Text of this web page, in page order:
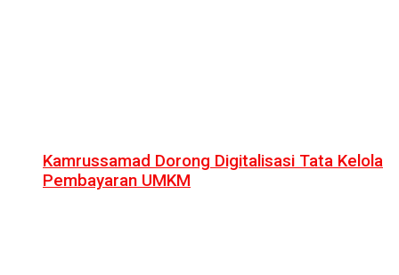
Kamrussamad Dorong Digitalisasi Tata Kelola
Pembayaran UMKM